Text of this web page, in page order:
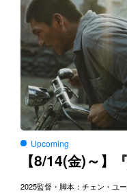
Upcoming
【8/14(金)～】
2025監督・脚本：チェン・ユ